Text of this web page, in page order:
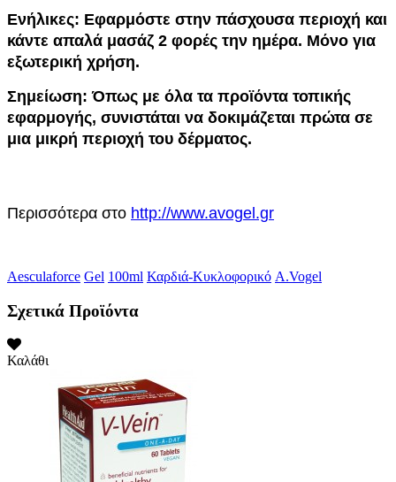
Ενήλικες: Εφαρμόστε στην πάσχουσα περιοχή και
κάντε απαλά μασάζ 2 φορές την ημέρα. Μόνο για
εξωτερική χρήση.
Σημείωση: Όπως με όλα τα προϊόντα τοπικής
εφαρμογής, συνιστάται να δοκιμάζεται πρώτα σε
μια μικρή περιοχή του δέρματος.
Περισσότερα στο http://www.avogel.gr
Aesculaforce Gel 100ml Καρδιά-Κυκλοφορικό A.Vogel
Σχετικά Προϊόντα
Καλάθι